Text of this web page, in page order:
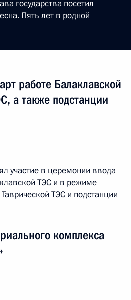
государства посетил
Пять лет в родной
работе Балаклавской
а также подстанции
участие в церемонии ввода
ТЭС и в режиме
ТЭС и подстанции
комплекса